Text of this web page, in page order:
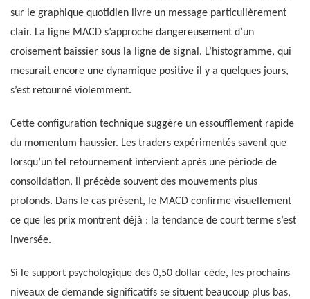
sur le graphique quotidien livre un message particulièrement
clair. La ligne MACD s’approche dangereusement d’un
croisement baissier sous la ligne de signal. L’histogramme, qui
mesurait encore une dynamique positive il y a quelques jours,
s’est retourné violemment.
Cette configuration technique suggère un essoufflement rapide
du momentum haussier. Les traders expérimentés savent que
lorsqu’un tel retournement intervient après une période de
consolidation, il précède souvent des mouvements plus
profonds. Dans le cas présent, le MACD confirme visuellement
ce que les prix montrent déjà : la tendance de court terme s’est
inversée.
Si le support psychologique des 0,50 dollar cède, les prochains
niveaux de demande significatifs se situent beaucoup plus bas,